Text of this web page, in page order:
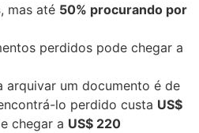
, mas até 50% procurando por
perdidos pode chegar a
arquivar um documento é de
lo perdido custa US$
chegar a US$ 220